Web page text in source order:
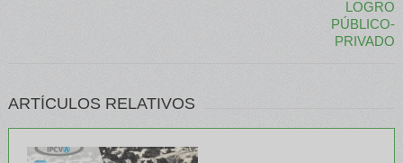
ARTÍCULOS RELATIVOS